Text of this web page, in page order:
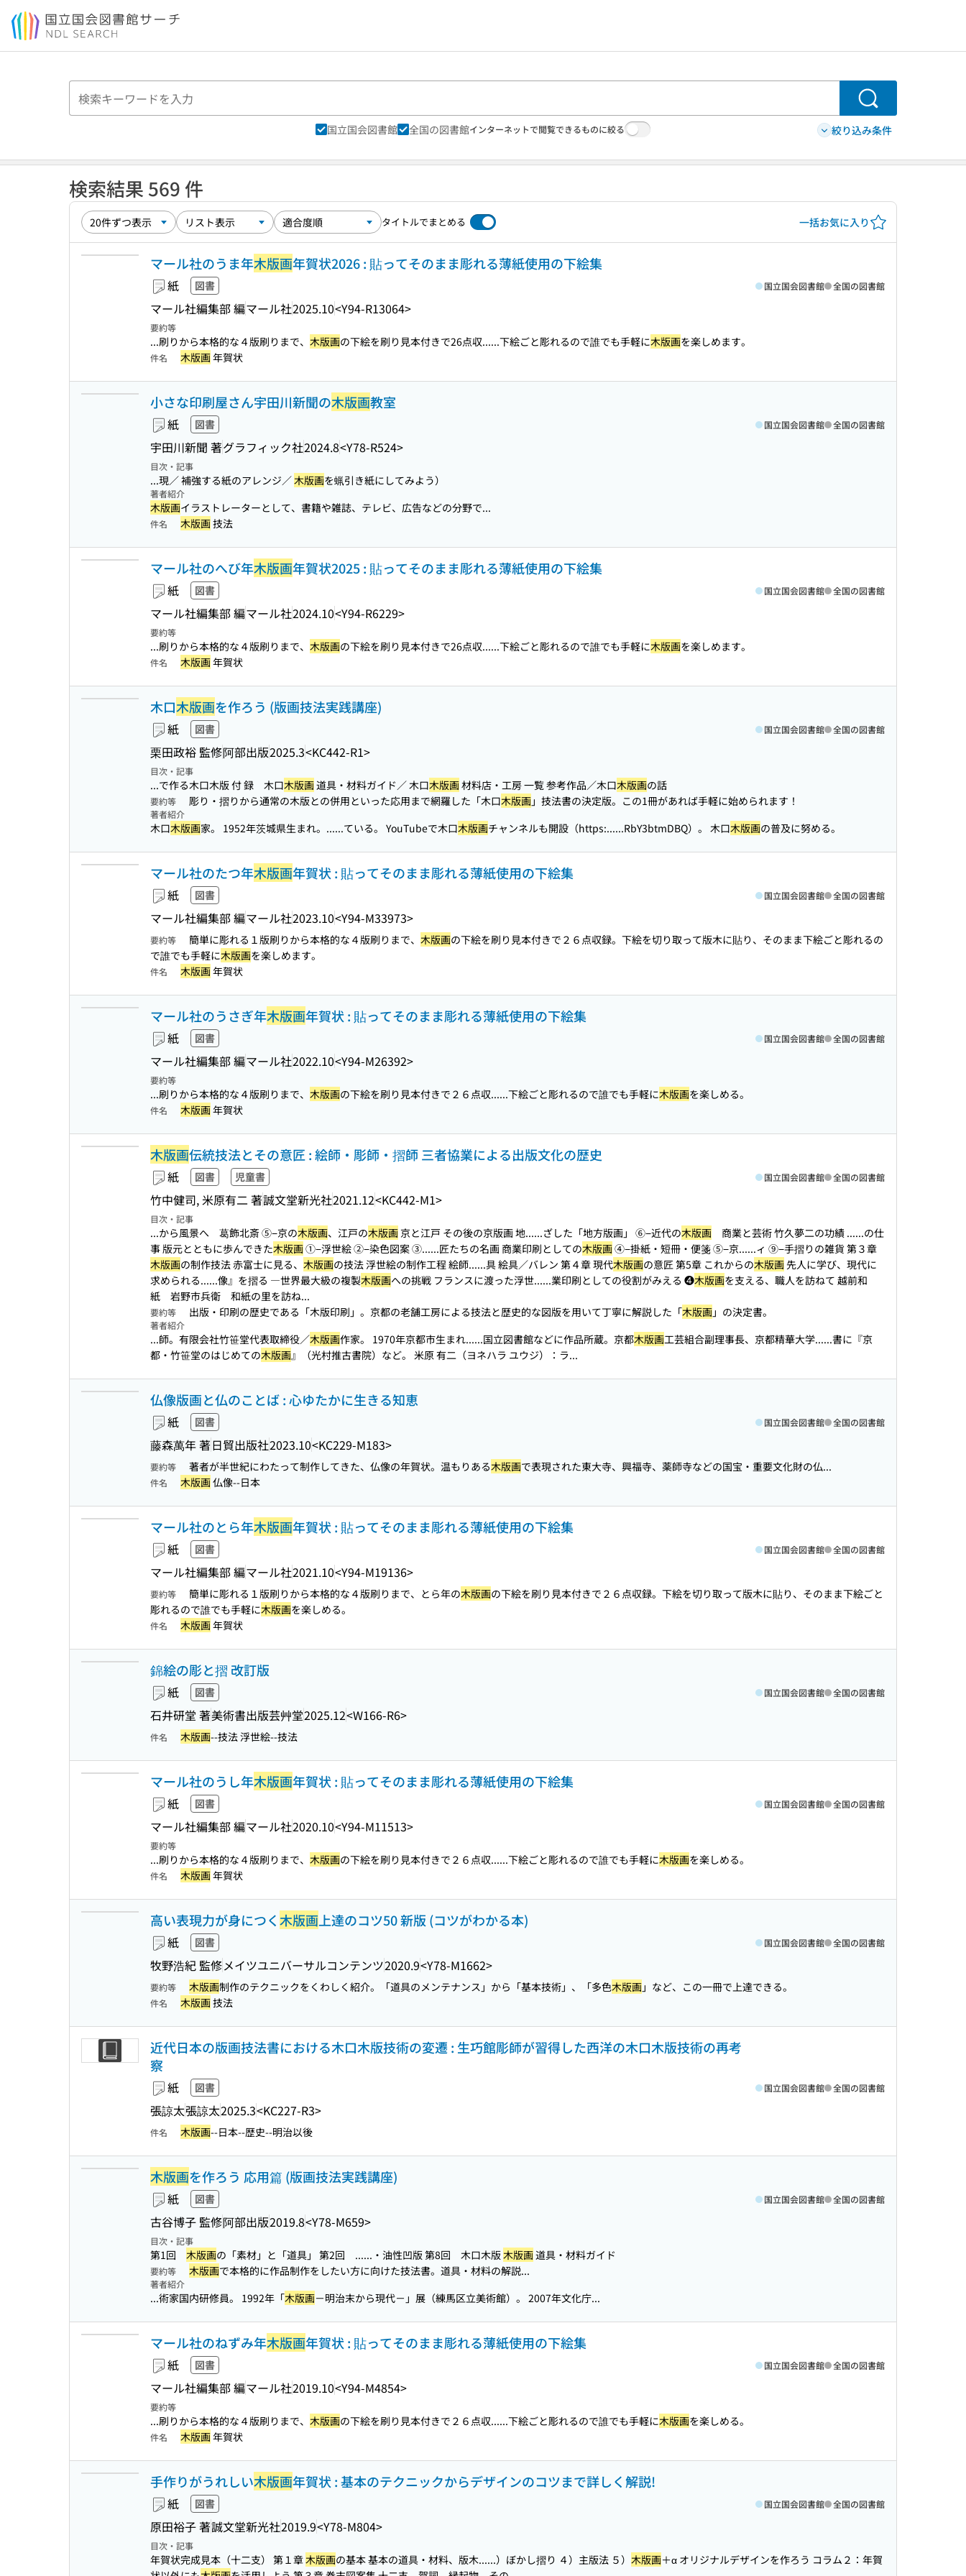
本文へ移動
検索
国立国会図書館 全国の図書館インターネットで閲覧できるものに絞る 絞り込み条件
検索結果 569 件
タイトルでまとめる 一括お気に入り
マール社のうま年木版画年賀状2026 : 貼ってそのまま彫れる薄紙使用の下絵集
紙 図書
マール社編集部 編マール社2025.10<Y94-R13064>
国立国会図書館 全国の図書館
要約等
...刷りから本格的な４版刷りまで、 木版画の下絵を刷り見本付きで26点収......下絵ごと彫れるので誰でも手軽に木版画を楽しめます。
件名 木版画年賀状
小さな印刷屋さん宇田川新聞の木版画教室
紙 図書
宇田川新聞 著グラフィック社2024.8<Y78-R524>
国立国会図書館 全国の図書館
目次・記事
...現／ 補強する紙のアレンジ／木版画を蝋引き紙にしてみよう）
著者紹介
木版画イラストレーターとして、書籍や雑誌、テレビ、広告などの分野で...
件名 木版画技法
マール社のへび年木版画年賀状2025 : 貼ってそのまま彫れる薄紙使用の下絵集
紙 図書
マール社編集部 編マール社2024.10<Y94-R6229>
国立国会図書館 全国の図書館
要約等
...刷りから本格的な４版刷りまで、 木版画の下絵を刷り見本付きで26点収......下絵ごと彫れるので誰でも手軽に木版画を楽しめます。
件名 木版画年賀状
木口木版画を作ろう (版画技法実践講座)
紙 図書
栗田政裕 監修阿部出版2025.3<KC442-R1>
国立国会図書館 全国の図書館
目次・記事
...で作る木口木版 付 録 木口木版画道具・材料ガイド／ 木口木版画材料店・工房 一覧 参考作品／木口木版画の話
要約等 彫り・摺りから通常の木版との併用といった応用まで網羅した「木口木版画」技法書の決定版。この1冊があれば手軽に始められます！
著者紹介
木口木版画家。 1952年茨城県生まれ。......ている。 YouTubeで木口木版画チャンネルも開設（https:......RbY3btmDBQ）。 木口木版画の普及に努める。
マール社のたつ年木版画年賀状 : 貼ってそのまま彫れる薄紙使用の下絵集
紙 図書
マール社編集部 編マール社2023.10<Y94-M33973>
国立国会図書館 全国の図書館
要約等 簡単に彫れる１版刷りから本格的な４版刷りまで、 木版画の下絵を刷り見本付きで２６点収録。下絵を切り取って版木に貼り、そのまま下絵ごと彫れるの
で誰でも手軽に木版画を楽しめます。
件名 木版画年賀状
マール社のうさぎ年木版画年賀状 : 貼ってそのまま彫れる薄紙使用の下絵集
紙 図書
マール社編集部 編マール社2022.10<Y94-M26392>
国立国会図書館 全国の図書館
要約等
...刷りから本格的な４版刷りまで、 木版画の下絵を刷り見本付きで２６点収......下絵ごと彫れるので誰でも手軽に木版画を楽しめる。
件名 木版画年賀状
木版画伝統技法とその意匠 : 絵師・彫師・摺師 三者協業による出版文化の歴史
紙 図書 児童書
竹中健司, 米原有二 著誠文堂新光社2021.12<KC442-M1>
国立国会図書館 全国の図書館
目次・記事
...から風景へ 葛飾北斎 ⑤−京の木版画、江戸の木版画 京と江戸 その後の京版画 地......ざした「地方版画」 ⑥−近代の木版画 商業と芸術 竹久夢二の功績 ......の仕
事 版元とともに歩んできた木版画①−浮世絵 ②−染色図案 ③......匠たちの名画 商業印刷としての木版画④−掛紙・短冊・便箋 ⑤−京......ィ ⑨−手摺りの雑貨 第３章
木版画の制作技法 赤富士に見る、 木版画の技法 浮世絵の制作工程 絵師......具 絵具／バレン 第４章 現代木版画の意匠 第5章 これからの木版画先人に学び、現代に
求められる......像』を摺る ―世界最大級の複製木版画への挑戦 フランスに渡った浮世......業印刷としての役割がみえる ❹木版画を支える、職人を訪ねて 越前和
紙 岩野市兵衛 和紙の里を訪ね...
要約等 出版・印刷の歴史である「木版印刷」。京都の老舗工房による技法と歴史的な図版を用いて丁寧に解説した「木版画」の決定書。
著者紹介
...師。有限会社竹笹堂代表取締役／木版画作家。 1970年京都市生まれ......国立図書館などに作品所蔵。京都木版画工芸組合副理事長、京都精華大学......書に『京
都・竹笹堂のはじめての木版画』（光村推古書院）など。 米原 有二（ヨネハラ ユウジ）：ラ...
仏像版画と仏のことば : 心ゆたかに生きる知恵
紙 図書
藤森萬年 著日貿出版社2023.10<KC229-M183>
国立国会図書館 全国の図書館
要約等 著者が半世紀にわたって制作してきた、仏像の年賀状。温もりある木版画で表現された東大寺、興福寺、薬師寺などの国宝・重要文化財の仏...
件名 木版画仏像--日本
マール社のとら年木版画年賀状 : 貼ってそのまま彫れる薄紙使用の下絵集
紙 図書
マール社編集部 編マール社2021.10<Y94-M19136>
国立国会図書館 全国の図書館
要約等 簡単に彫れる１版刷りから本格的な４版刷りまで、とら年の木版画の下絵を刷り見本付きで２６点収録。下絵を切り取って版木に貼り、そのまま下絵ごと
彫れるので誰でも手軽に木版画を楽しめる。
件名 木版画年賀状
錦絵の彫と摺 改訂版
紙 図書
石井研堂 著美術書出版芸艸堂2025.12<W166-R6>
国立国会図書館 全国の図書館
件名 木版画--技法 浮世絵--技法
マール社のうし年木版画年賀状 : 貼ってそのまま彫れる薄紙使用の下絵集
紙 図書
マール社編集部 編マール社2020.10<Y94-M11513>
国立国会図書館 全国の図書館
要約等
...刷りから本格的な４版刷りまで、 木版画の下絵を刷り見本付きで２６点収......下絵ごと彫れるので誰でも手軽に木版画を楽しめる。
件名 木版画年賀状
高い表現力が身につく木版画 上達のコツ50 新版 (コツがわかる本)
紙 図書
牧野浩紀 監修メイツユニバーサルコンテンツ2020.9<Y78-M1662>
国立国会図書館 全国の図書館
要約等 木版画制作のテクニックをくわしく紹介。「道具のメンテナンス」から「基本技術」、「多色木版画」など、この一冊で上達できる。
件名 木版画技法
近代日本の版画技法書における木口木版技術の変遷 : 生巧館彫師が習得した西洋の木口木版技術の再考
察
紙 図書
張諒太張諒太2025.3<KC227-R3>
国立国会図書館 全国の図書館
件名 木版画--日本--歴史--明治以後
木版画を作ろう 応用篇 (版画技法実践講座)
紙 図書
古谷博子 監修阿部出版2019.8<Y78-M659>
国立国会図書館 全国の図書館
目次・記事
第1回 木版画の「素材」と「道具」 第2回 ......・油性凹版 第8回 木口木版木版画道具・材料ガイド
要約等 木版画で本格的に作品制作をしたい方に向けた技法書。道具・材料の解説...
著者紹介
...術家国内研修員。 1992年「木版画－明治末から現代－」展（練馬区立美術館）。 2007年文化庁...
マール社のねずみ年木版画年賀状 : 貼ってそのまま彫れる薄紙使用の下絵集
紙 図書
マール社編集部 編マール社2019.10<Y94-M4854>
国立国会図書館 全国の図書館
要約等
...刷りから本格的な４版刷りまで、 木版画の下絵を刷り見本付きで２６点収......下絵ごと彫れるので誰でも手軽に木版画を楽しめる。
件名 木版画年賀状
手作りがうれしい木版画年賀状 : 基本のテクニックからデザインのコツまで詳しく解説!
紙 図書
原田裕子 著誠文堂新光社2019.9<Y78-M804>
国立国会図書館 全国の図書館
目次・記事
年賀状完成見本（十二支） 第１章木版画の基本 基本の道具・材料、版木......）ぼかし摺り ４）主版法 ５） 木版画＋α オリジナルデザインを作ろう コラム２：年賀